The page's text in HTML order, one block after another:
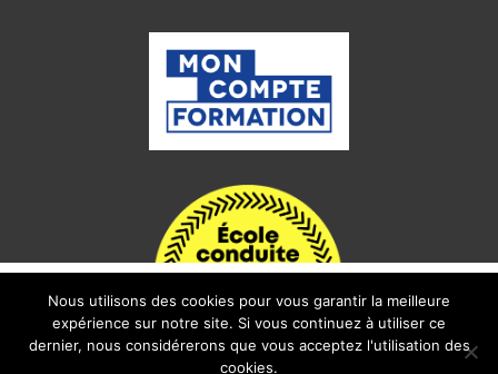
i 
Nous utilisons des cookies pour vous garantir la meilleure
expérience sur notre site. Si vous continuez à utiliser ce
dernier, nous considérerons que vous acceptez l'utilisation des
cookies.